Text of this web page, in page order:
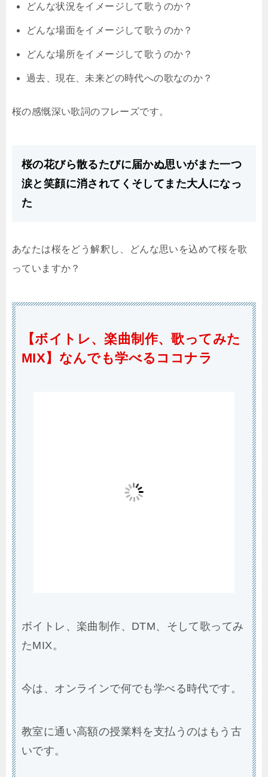
どんな状況をイメージして歌うのか？
どんな場面をイメージして歌うのか？
どんな場所をイメージして歌うのか？
過去、現在、未来どの時代への歌なのか？
桜の感慨深い歌詞のフレーズです。
桜の花びら散るたびに届かぬ思いがまた一つ
涙と笑顔に消されてくそしてまた大人になっ
た
あなたは桜をどう解釈し、どんな思いを込めて桜を歌
っていますか？
【ボイトレ、楽曲制作、歌ってみた
MIX】なんでも学べるココナラ
今は、オンラインで何でも学べる時代です。
教室に通い高額の授業料を支払うのはもう古
オンラインレッスンは、私「うたどく」も利